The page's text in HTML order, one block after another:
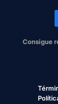
Consigue